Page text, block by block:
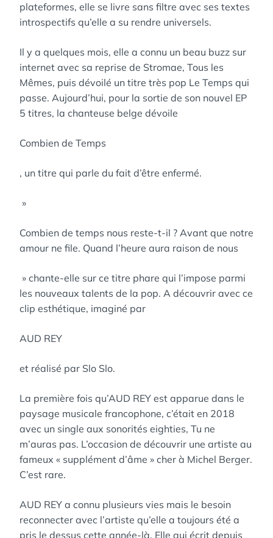
plateformes, elle se livre sans filtre avec ses textes
introspectifs qu’elle a su rendre universels.
Il y a quelques mois, elle a connu un beau buzz sur
internet avec sa reprise de Stromae, Tous les
Mêmes, puis dévoilé un titre très pop Le Temps qui
passe. Aujourd’hui, pour la sortie de son nouvel EP
5 titres, la chanteuse belge dévoile
Combien de Temps
, un titre qui parle du fait d’être enfermé.
»
Combien de temps nous reste-t-il ? Avant que notre
amour ne file. Quand l’heure aura raison de nous
» chante-elle sur ce titre phare qui l’impose parmi
les nouveaux talents de la pop. A découvrir avec ce
clip esthétique, imaginé par
AUD REY
et réalisé par Slo Slo.
La première fois qu’AUD REY est apparue dans le
paysage musicale francophone, c’était en 2018
avec un single aux sonorités eighties, Tu ne
m’auras pas. L’occasion de découvrir une artiste au
fameux « supplément d’âme » cher à Michel Berger.
C’est rare.
AUD REY a connu plusieurs vies mais le besoin
reconnecter avec l’artiste qu’elle a toujours été a
pris le dessus cette année-là. Elle qui écrit depuis